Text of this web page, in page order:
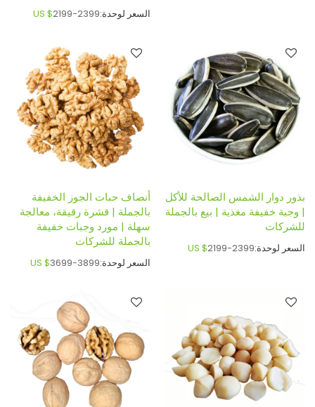
السعر لوحدة: US $2199-2399
بذور دوار الشمس الصالحة للأكل
| وجبة خفيفة مغذية | بيع بالجملة
للشركات
السعر لوحدة: US $2199-2399
أنصاف حبات الجوز الخفيفة
بالجملة | قشرة رقيقة، معالجة
سهلة | مورد وجبات خفيفة
بالجملة للشركات
السعر لوحدة: US $3699-3899